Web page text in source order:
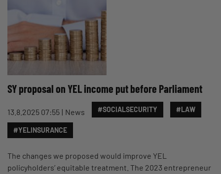
SY proposal on YEL income put before Parliament
13.8.2025 07:55 News #SOCIALSECURITY #LAW
#YELINSURANCE
The changes we proposed would improve YEL
policyholders’ equitable treatment. The 2023 entrepreneur